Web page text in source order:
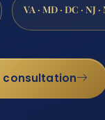
VA · MD · DC · NJ ·
consultation